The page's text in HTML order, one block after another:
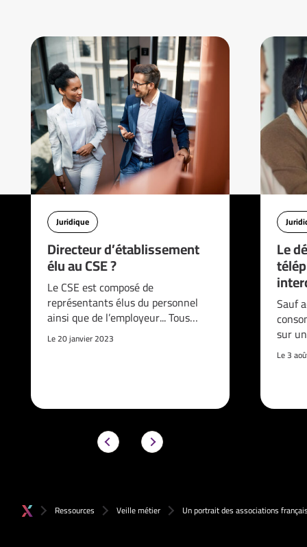
Juridique
Directeur d’établissement
élu au CSE ?
Le CSE est composé de
représentants élus du personnel
ainsi que de l’employeur... Tous…
Le 20 janvier 2023
Le
Sauf
sur
Le 3
Ressources Veille métier Un portrait des associations